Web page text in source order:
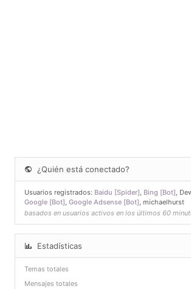
¿Quién está conectado?
Usuarios registrados: Baidu [Spider], Bing [Bot],
Google [Bot], Google Adsense [Bot], michaelhurst
basados en usuarios activos en los últimos 60
Estadísticas
Temas totales
Mensajes totales